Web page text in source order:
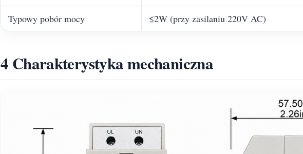
Typowy pobór mocy ≤2W (przy zasilaniu 220V AC)
4 Charakterystyka mechaniczna